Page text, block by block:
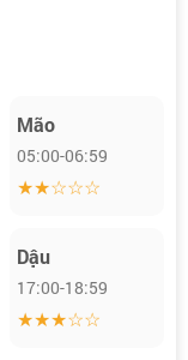
Mão
05:00-06:59
★★☆☆☆
Dậu
17:00-18:59
★★★☆☆